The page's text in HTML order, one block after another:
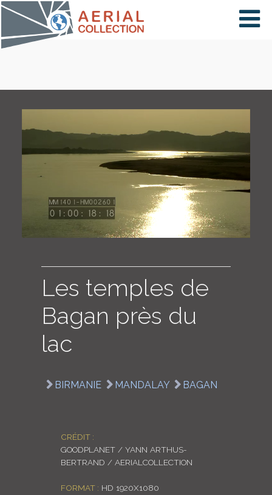
×
CARTE
COLLECTIONS
LOGIN
ENGLISH
Les temples de
Bagan près du
lac
BIRMANIE MANDALAY BAGAN
CRÉDIT :
GOODPLANET / YANN ARTHUS-
BERTRAND / AERIALCOLLECTION
FORMAT : HD 1920X1080